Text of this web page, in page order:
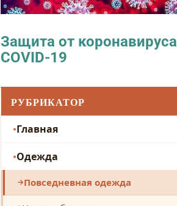
Защита от коронавируса
COVID-19
РУБРИКАТОР
Главная
Одежда
Повседневная одежда